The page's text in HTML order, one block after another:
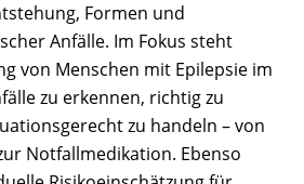
Formen und
Anfälle. Im Fokus steht
von Menschen mit Epilepsie im
zu erkennen, richtig zu
zu handeln – von
Notfallmedikation. Ebenso